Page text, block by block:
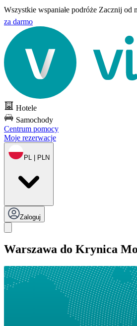
Wszystkie wspaniałe podróże Zacznij od
za darmo
Hotele
Samochody
Centrum pomocy
Moje rezerwacje
PL | PLN
Zaloguj
Warszawa do Krynica